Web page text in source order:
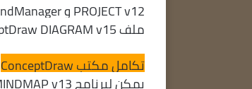
ملف ConceptDraw DIAGRAM v15.
تكامل مكتب ConceptDraw